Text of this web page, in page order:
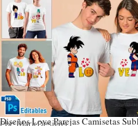
Por: Mark Designs